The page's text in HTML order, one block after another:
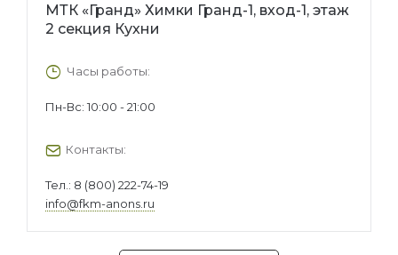
МТК «Гранд» Химки Гранд-1, вход-1, этаж
2 секция Кухни
Часы работы:
Пн-Вс: 10:00 - 21:00
Контакты:
Тел.: 8 (800) 222-74-19
info@fkm-anons.ru